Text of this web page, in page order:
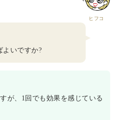
ヒフコ
よいですか?
が、1回でも効果を感じている